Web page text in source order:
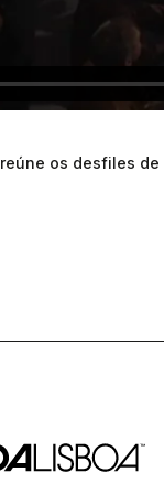
reúne os desfiles de